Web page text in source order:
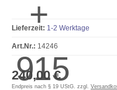
Lieferzeit: 1-2 Werktage
Art.Nr.: 14246
240,00 €
Endpreis nach § 19 UStG. zzgl.